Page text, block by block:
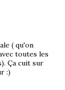
( qu'on
toutes les
Ça cuit sur
:)